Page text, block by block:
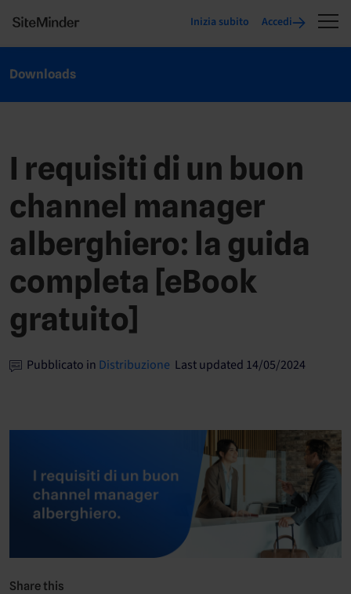
Inizia subito Accedi
Downloads
I requisiti di un buon
channel manager
alberghiero: la guida
completa [eBook
gratuito]
Pubblicato in Distribuzione Last updated 14/05/2024
Share this